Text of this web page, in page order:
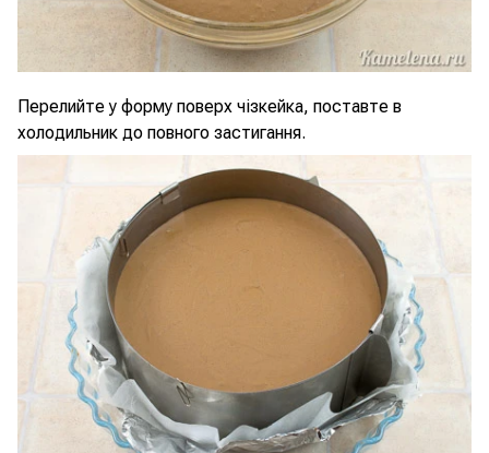
Перелийте у форму поверх чізкейка, поставте в
холодильник до повного застигання.